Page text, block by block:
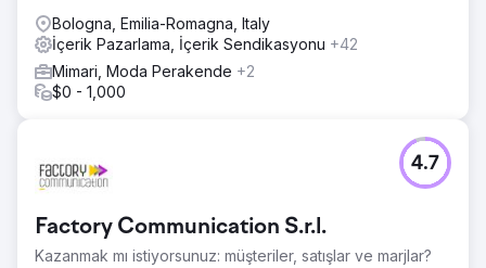
Bologna, Emilia-Romagna, Italy
İçerik Pazarlama, İçerik Sendikasyonu +42
Mimari, Moda Perakende +2
$0 - 1,000
Factory Communication S.r.l.
Kazanmak mı istiyorsunuz: müşteriler, satışlar ve marjlar?
4.7